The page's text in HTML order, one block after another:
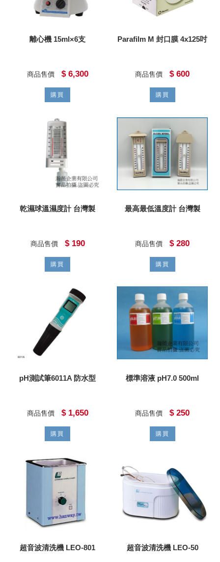
離心機 15ml×6支
商品售價 $ 6,300
購買
Parafilm M 封口膜 4x125吋
商品售價 $ 600
購買
乾濕球溫濕度計 台灣製
商品售價 $ 190
購買
最高最低溫度計 台灣製
商品售價 $ 280
購買
pH測試筆6011A 防水型
商品售價 $ 1,650
購買
標準溶液 pH7.0 500ml
商品售價 $ 250
購買
超音波清洗機 LEO-801 超音波清洗機 LEO-50